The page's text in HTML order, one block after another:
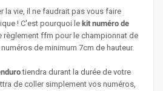
la vie, il ne faudrait pas vous faire
! C'est pourquoi le kit numéro de
règlement ffm pour le championnat de
de minimum 7cm de hauteur.
tiendra durant la durée de votre
de coller simplement vos numéros,